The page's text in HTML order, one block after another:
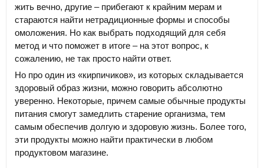
жить вечно, другие – прибегают к крайним мерам и
стараются найти нетрадиционные формы и способы
омоложения. Но как выбрать подходящий для себя
метод и что поможет в итоге – на этот вопрос, к
сожалению, не так просто найти ответ.
Но про один из «кирпичиков», из которых складывается
здоровый образ жизни, можно говорить абсолютно
уверенно. Некоторые, причем самые обычные продукты
питания смогут замедлить старение организма, тем
самым обеспечив долгую и здоровую жизнь. Более того,
эти продукты можно найти практически в любом
продуктовом магазине.